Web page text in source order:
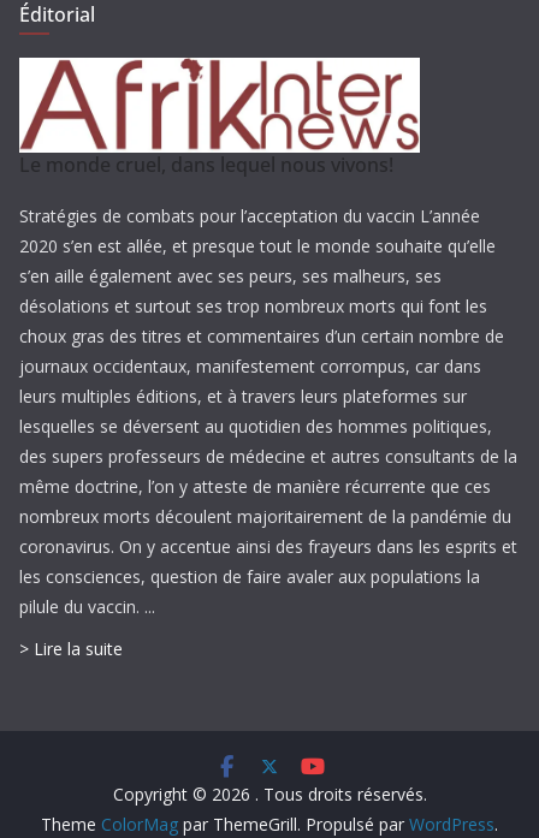
Éditorial
Le monde cruel, dans lequel nous vivons!
Stratégies de combats pour l’acceptation du vaccin L’année
2020 s’en est allée, et presque tout le monde souhaite qu’elle
s’en aille également avec ses peurs, ses malheurs, ses
désolations et surtout ses trop nombreux morts qui font les
choux gras des titres et commentaires d’un certain nombre de
journaux occidentaux, manifestement corrompus, car dans
leurs multiples éditions, et à travers leurs plateformes sur
lesquelles se déversent au quotidien des hommes politiques,
des supers professeurs de médecine et autres consultants de la
même doctrine, l’on y atteste de manière récurrente que ces
nombreux morts découlent majoritairement de la pandémie du
coronavirus. On y accentue ainsi des frayeurs dans les esprits et
les consciences, question de faire avaler aux populations la
pilule du vaccin. ...
> Lire la suite
Copyright © 2026 . Tous droits réservés.
Theme ColorMag par ThemeGrill. Propulsé par WordPress.